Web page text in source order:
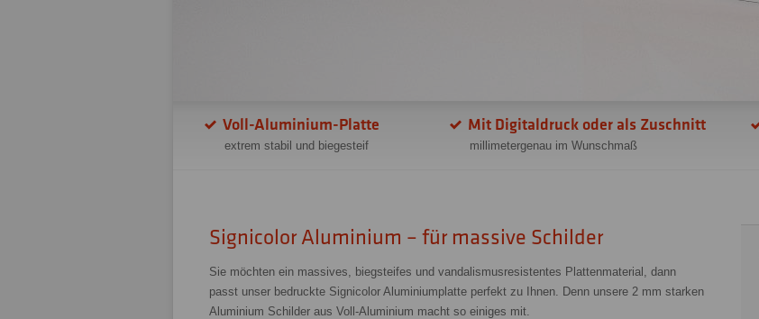
Voll-Aluminium-Platte
extrem stabil und biegesteif
Mit Digitaldruck oder als Zuschnitt
millimetergenau im Wunschmaß
Signicolor Aluminium – für massive Schilder
Sie möchten ein massives, biegsteifes und vandalismusresistentes Plattenmaterial, dann
passt unser bedruckte Signicolor Aluminiumplatte perfekt zu Ihnen. Denn unsere 2 mm starken
Aluminium Schilder aus Voll-Aluminium macht so einiges mit.